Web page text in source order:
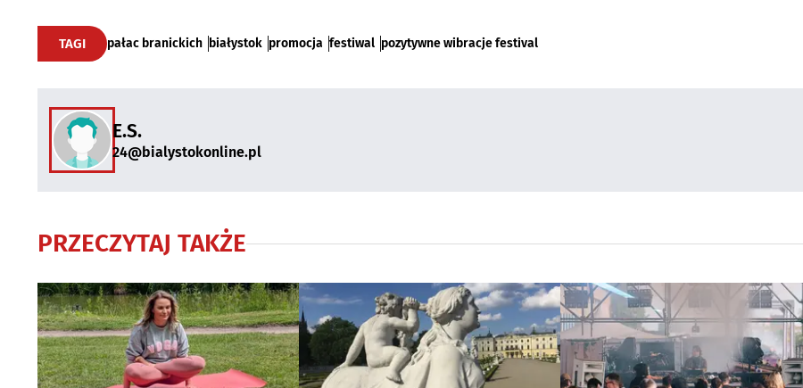
TAGI pałac branickich białystok promocja festiwal pozytywne wibracje festival
E.S.
24@bialystokonline.pl
PRZECZYTAJ TAKŻE